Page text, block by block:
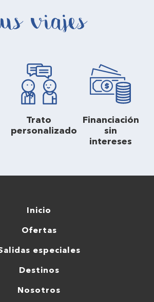
viajes
Trato
personalizado
Financiación
sin
intereses
Inicio
Ofertas
especiales
Destinos
Nosotros